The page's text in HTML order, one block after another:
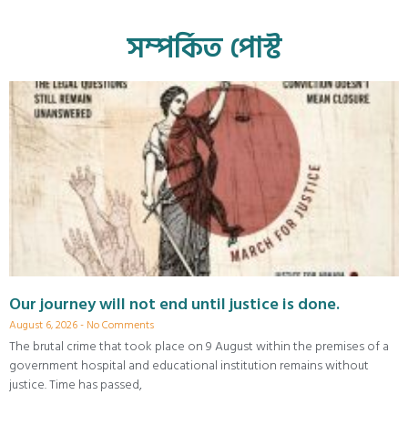
সম্পর্কিত পোস্ট
Our journey will not end until justice is done.
August 6, 2026 No Comments
The brutal crime that took place on 9 August within the premises of a
government hospital and educational institution remains without
justice. Time has passed,